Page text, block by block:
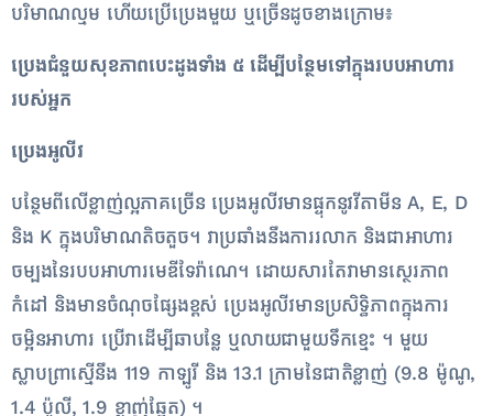
បរិមាណល្មម ហើយប្រើប្រេងមួយ ឬច្រើនដូចខាងក្រោម៖
ប្រេង​ជំនួយ​សុខភាព​បេះដូង​ទាំង ៥ ដើម្បី​បន្ថែម​ទៅ​ក្នុង​របប​អាហារ​
របស់​អ្នក
ប្រេងអូលីវ
បន្ថែមពីលើខ្លាញ់ល្អភាគច្រើន ប្រេងអូលីវមានផ្ទុកនូវវីតាមីន A, E, D
និង K ក្នុងបរិមាណតិចតួច។ វាប្រឆាំងនឹងការរលាក និងជាអាហារ
ចម្បងនៃរបបអាហារមេឌីទែរ៉ាណេ។ ដោយសារតែវាមានស្ថេរភាព
កំដៅ និងមានចំណុចផ្សែងខ្ពស់ ប្រេងអូលីវមានប្រសិទ្ធិភាពក្នុងការ
ចម្អិនអាហារ ប្រើវាដើម្បីឆាបន្លែ ឬលាយជាមួយទឹកខ្មេះ ។ មួយ
ស្លាបព្រាស្មើនឹង 119 កាឡូរី និង 13.1 ក្រាមនៃជាតិខ្លាញ់ (9.8 ម៉ូណូ,
1.4 ប៉ូលី, 1.9 ខ្លាញ់ឆ្អែត) ។